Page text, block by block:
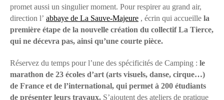
promet aussi un singulier moment. Pour respirer au grand air,
direction l’ abbaye de La Sauve-Majeure , écrin qui accueille la
première étape de la nouvelle création du collectif La Tierce,
qui ne décevra pas, ainsi qu’une courte pièce.
Réservez du temps pour l’une des spécificités de Camping : le
marathon de 23 écoles d’art (arts visuels, danse, cirque…)
de France et de l’international, qui permet à 200 étudiants
de présenter leurs travaux. S’ajoutent des ateliers de pratique